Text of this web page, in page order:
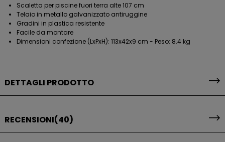
Scaletta per piscine fuori terra alte 107 cm
Telaio in metallo galvanizzato antiruggine
Gradini in plastica resistente
Facile da montare
Dimensioni confezione (LxPxH): 113x42x9 cm - Peso: 8.4 kg
DETTAGLI PRODOTTO
RECENSIONI(40)